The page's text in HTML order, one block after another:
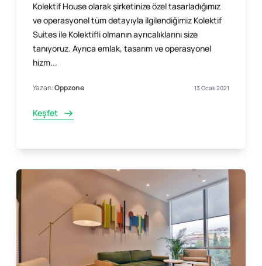
Kolektif House olarak şirketinize özel tasarladığımız
ve operasyonel tüm detayıyla ilgilendiğimiz Kolektif
Suites ile Kolektifli olmanın ayrıcalıklarını size
tanıyoruz. Ayrıca emlak, tasarım ve operasyonel
hizm...
Yazan:Oppzone 13 Ocak 2021
Keşfet